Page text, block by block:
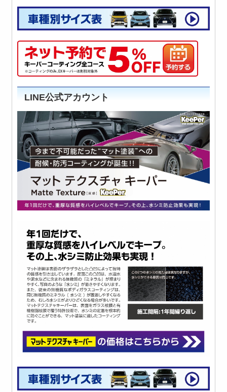
LINE公式アカウント